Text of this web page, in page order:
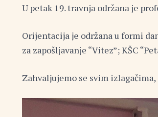
U petak 19. travnja održana je
Orijentacija je održana u formi
za zapošljavanje “Vitez”; KŠC
Zahvaljujemo se svim